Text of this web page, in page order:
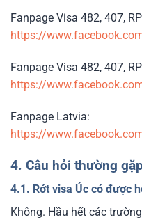
Fanpage Visa 482, 407,
https://
Fanpage Visa 482, 407,
https://
Fanpage Latvia:
https://
4. Câu hỏi thường
4.1. Rớt visa Úc có được
Không. Hầu hết các